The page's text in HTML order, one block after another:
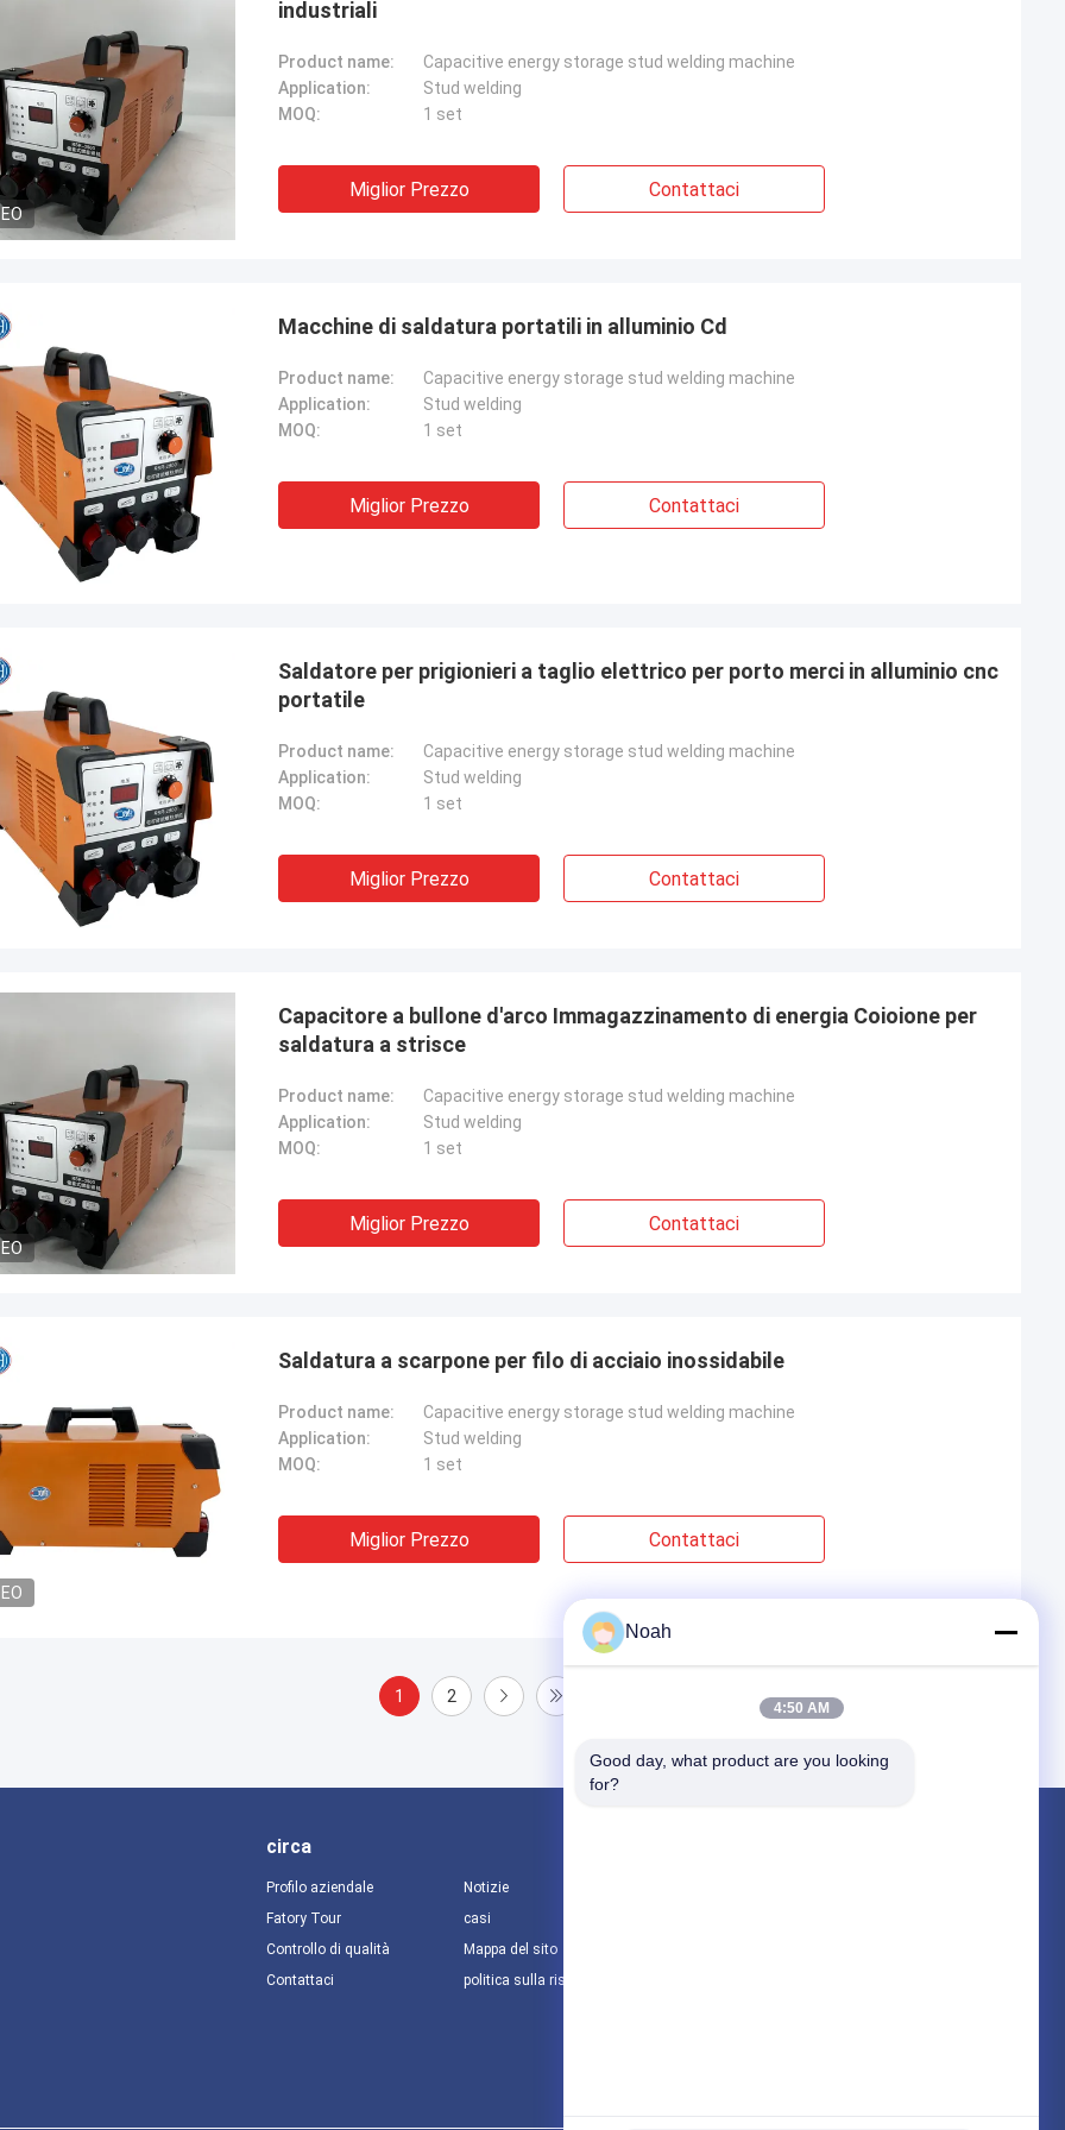
industriali
Product name:
Capacitive energy storage stud welding machine
Application:
Stud welding
MOQ:
1 set
Miglior Prezzo Contattaci
Macchine di saldatura portatili in alluminio Cd
Product name:
Capacitive energy storage stud welding machine
Application:
Stud welding
MOQ:
1 set
Miglior Prezzo Contattaci
Saldatore per prigionieri a taglio elettrico per porto merci in alluminio cnc
portatile
Product name:
Capacitive energy storage stud welding machine
Application:
Stud welding
MOQ:
1 set
Miglior Prezzo Contattaci
Capacitore a bullone d'arco Immagazzinamento di energia Coioione per
saldatura a strisce
Product name:
Capacitive energy storage stud welding machine
Application:
Stud welding
MOQ:
1 set
Miglior Prezzo Contattaci
Saldatura a scarpone per filo di acciaio inossidabile
Product name:
Capacitive energy storage stud welding machine
Application:
Stud welding
MOQ:
1 set
Miglior Prezzo Contattaci
1 2
circa
Profilo aziendale
Fatory Tour
Controllo di qualità
Contattaci
Notizie
casi
Mappa del sito
politica sulla riservatezza
Noah
4:50 AM
Good day, what product are you looking
for?